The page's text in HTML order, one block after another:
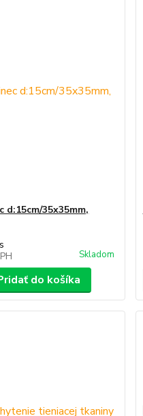
d:15cm/35x35mm,
Skladom
do košíka